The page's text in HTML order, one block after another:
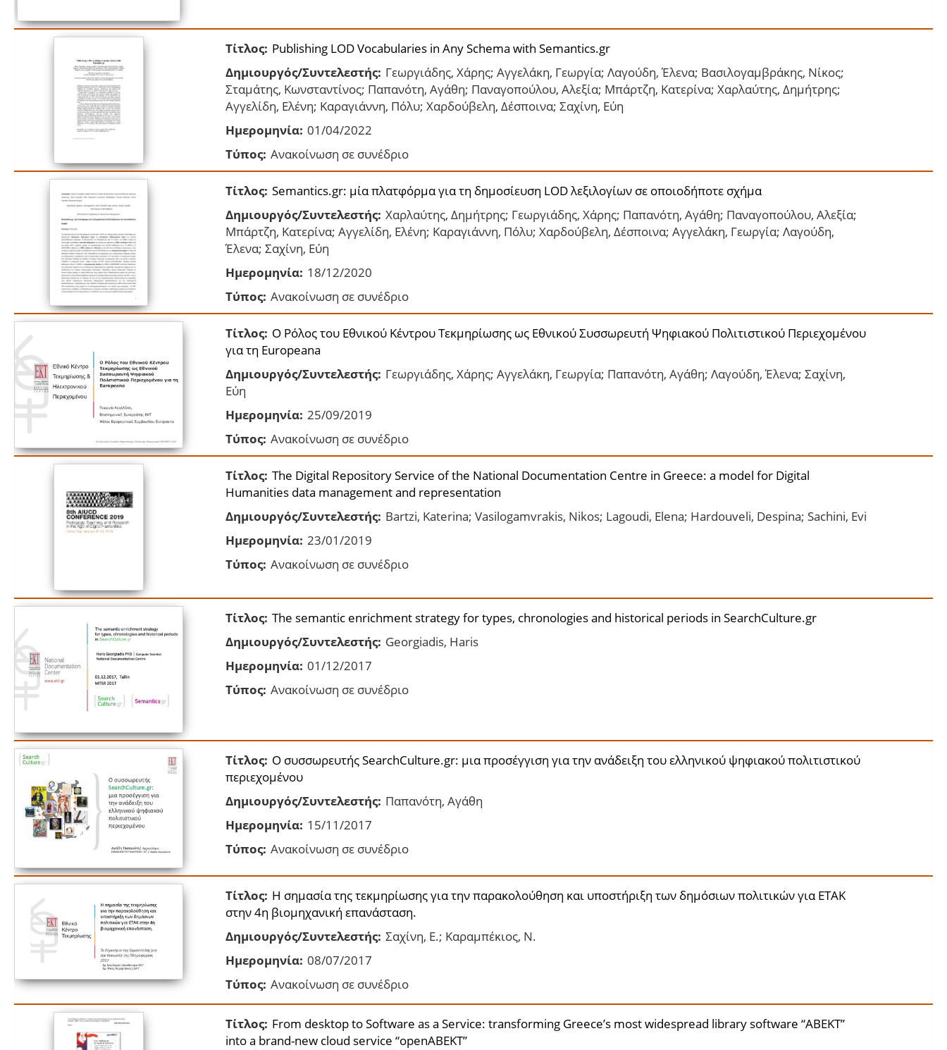
Τίτλος: Publishing LOD Vocabularies in Any Schema with Semantics.gr
Δημιουργός/Συντελεστής: Γεωργιάδης, Χάρης; Αγγελάκη, Γεωργία; Λαγούδη, Έλενα; Βασιλογαμβράκης, Νίκος;
Σταμάτης, Κωνσταντίνος; Παπανότη, Αγάθη; Παναγοπούλου, Αλεξία; Μπάρτζη, Κατερίνα; Χαρλαύτης, Δημήτρης;
Αγγελίδη, Ελένη; Καραγιάννη, Πόλυ; Χαρδούβελη, Δέσποινα; Σαχίνη, Εύη
Ημερομηνία: 01/04/2022
Τύπος: Ανακοίνωση σε συνέδριο
Τίτλος: Semantics.gr: μία πλατφόρμα για τη δημοσίευση LOD λεξιλογίων σε οποιοδήποτε σχήμα
Δημιουργός/Συντελεστής: Χαρλαύτης, Δημήτρης; Γεωργιάδης, Χάρης; Παπανότη, Αγάθη; Παναγοπούλου, Αλεξία;
Μπάρτζη, Κατερίνα; Αγγελίδη, Ελένη; Καραγιάννη, Πόλυ; Χαρδούβελη, Δέσποινα; Αγγελάκη, Γεωργία; Λαγούδη,
Έλενα; Σαχίνη, Εύη
Ημερομηνία: 18/12/2020
Τύπος: Ανακοίνωση σε συνέδριο
Τίτλος: Ο Ρόλος του Εθνικού Κέντρου Τεκμηρίωσης ως Εθνικού Συσσωρευτή Ψηφιακού Πολιτιστικού Περιεχομένου
για τη Europeana
Δημιουργός/Συντελεστής: Γεωργιάδης, Χάρης; Αγγελάκη, Γεωργία; Παπανότη, Αγάθη; Λαγούδη, Έλενα; Σαχίνη,
Εύη
Ημερομηνία: 25/09/2019
Τύπος: Ανακοίνωση σε συνέδριο
Τίτλος: The Digital Repository Service of the National Documentation Centre in Greece: a model for Digital
Humanities data management and representation
Δημιουργός/Συντελεστής: Bartzi, Katerina; Vasilogamvrakis, Nikos; Lagoudi, Elena; Ηardouveli, Despina; Sachini, Evi
Ημερομηνία: 23/01/2019
Τύπος: Ανακοίνωση σε συνέδριο
Τίτλος: The semantic enrichment strategy for types, chronologies and historical periods in SearchCulture.gr
Δημιουργός/Συντελεστής: Georgiadis, Haris
Ημερομηνία: 01/12/2017
Τύπος: Ανακοίνωση σε συνέδριο
Τίτλος: Ο συσσωρευτής SearchCulture.gr: μια προσέγγιση για την ανάδειξη του ελληνικού ψηφιακού πολιτιστικού
περιεχομένου
Δημιουργός/Συντελεστής: Παπανότη, Αγάθη
Ημερομηνία: 15/11/2017
Τύπος: Ανακοίνωση σε συνέδριο
Τίτλος: Η σημασία της τεκμηρίωσης για την παρακολούθηση και υποστήριξη των δημόσιων πολιτικών για ΕΤΑΚ
στην 4η βιομηχανική επανάσταση.
Δημιουργός/Συντελεστής: Σαχίνη, Ε.; Καραμπέκιος, Ν.
Ημερομηνία: 08/07/2017
Τύπος: Ανακοίνωση σε συνέδριο
Τίτλος: From desktop to Software as a Service: transforming Greece’s most widespread library software “ABEKT”
into a brand-new cloud service “openABEKT”